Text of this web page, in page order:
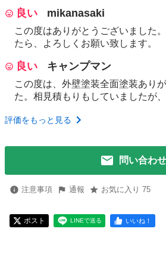
良い mikanasaki
この度はありがとうございました
たら、よろしくお願い致します。
良い キャンプマン
この度は、外壁塗装全面塗装あり
た。相見積もりもしていましたが
評価をもっと見る
問い合わせ
注意事項 通報 お気に入り 75
ポスト LINEで送る いいね！